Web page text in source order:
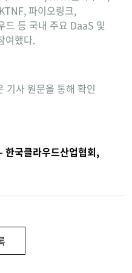
파이오링크,
드 등 국내 주요 DaaS 및
여했다.
기사 원문을 통해 확인
한국클라우드산업협회,